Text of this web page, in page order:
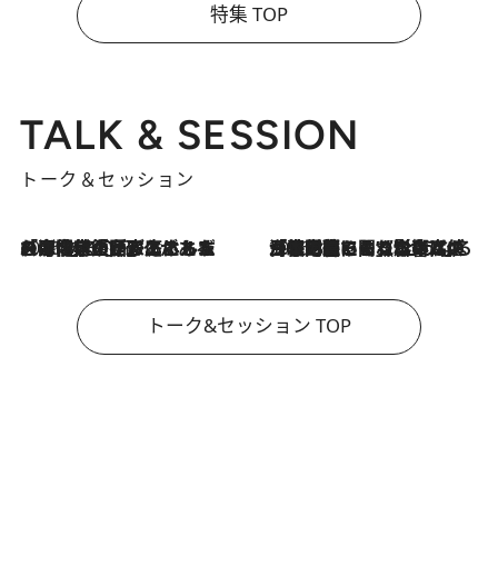
特集 TOP
TALK & SESSION
トーク＆セッション
2026.8.3
「今後値上げがあるとすれば…」「リスクがあるのは今年の冬」エネルギー専門家が語る、ホルムズ海峡封鎖が家庭にもたらす“ある心配” 2026.8.3
「住宅建てられない…」「サーチャージ料の高値が続いている」ホルムズ海峡封鎖による影響はいつまで続く？《エネルギー専門家に聞く“どうなる日本の暮らし”》
トーク&セッション TOP